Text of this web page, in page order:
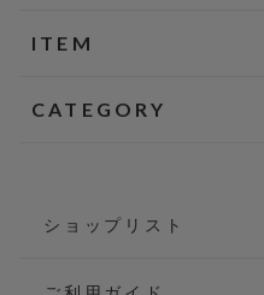
ITEM
CATEGORY
ショップリスト